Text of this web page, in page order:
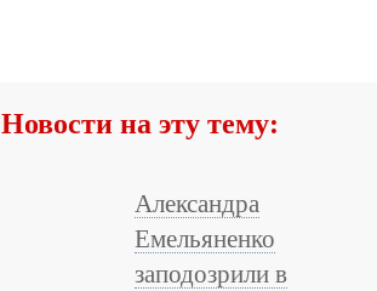
Новости на эту тему:
Александра
Емельяненко
заподозрили в